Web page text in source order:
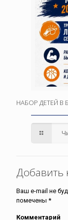
НАБОР ДЕТЕЙ В
Добавить
Ваш e-mail не
помечены *
Комментарий